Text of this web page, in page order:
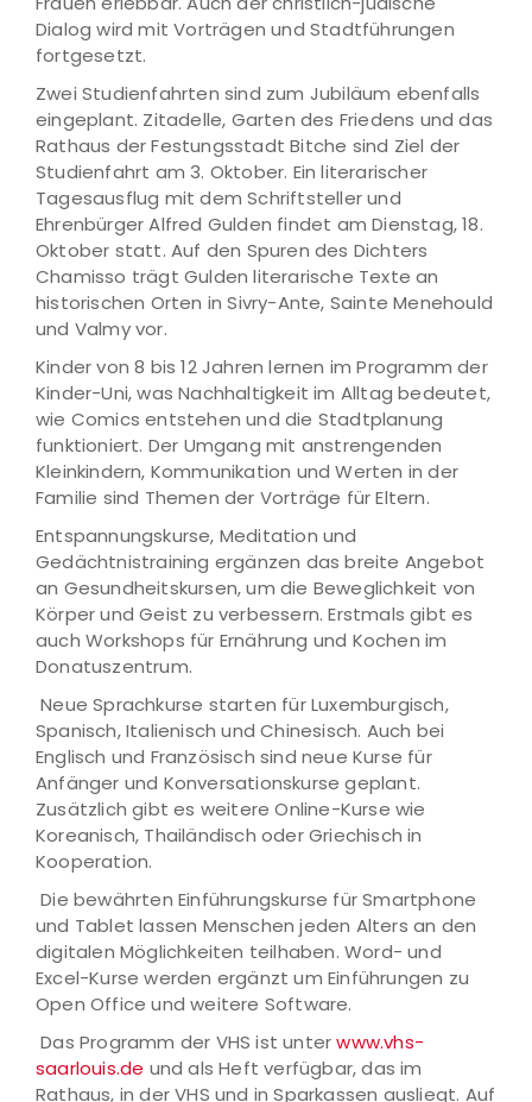
Dialog wird mit Vorträgen und Stadtführungen
fortgesetzt.
Zwei Studienfahrten sind zum Jubiläum ebenfalls
eingeplant. Zitadelle, Garten des Friedens und das
Rathaus der Festungsstadt Bitche sind Ziel der
Studienfahrt am 3. Oktober. Ein literarischer
Tagesausflug mit dem Schriftsteller und
Ehrenbürger Alfred Gulden findet am Dienstag, 18.
Oktober statt. Auf den Spuren des Dichters
Chamisso trägt Gulden literarische Texte an
historischen Orten in Sivry-Ante, Sainte Menehould
und Valmy vor.
Kinder von 8 bis 12 Jahren lernen im Programm der
Kinder-Uni, was Nachhaltigkeit im Alltag bedeutet,
wie Comics entstehen und die Stadtplanung
funktioniert. Der Umgang mit anstrengenden
Kleinkindern, Kommunikation und Werten in der
Familie sind Themen der Vorträge für Eltern.
Entspannungskurse, Meditation und
Gedächtnistraining ergänzen das breite Angebot
an Gesundheitskursen, um die Beweglichkeit von
Körper und Geist zu verbessern. Erstmals gibt es
auch Workshops für Ernährung und Kochen im
Donatuszentrum.
Neue Sprachkurse starten für Luxemburgisch,
Spanisch, Italienisch und Chinesisch. Auch bei
Englisch und Französisch sind neue Kurse für
Anfänger und Konversationskurse geplant.
Zusätzlich gibt es weitere Online-Kurse wie
Koreanisch, Thailändisch oder Griechisch in
Kooperation.
Die bewährten Einführungskurse für Smartphone
und Tablet lassen Menschen jeden Alters an den
digitalen Möglichkeiten teilhaben. Word- und
Excel-Kurse werden ergänzt um Einführungen zu
Open Office und weitere Software.
Das Programm der VHS ist unterwww.vhs-
saarlouis.de und als Heft verfügbar, das im
Rathaus, in der VHS und in Sparkassen ausliegt. Auf